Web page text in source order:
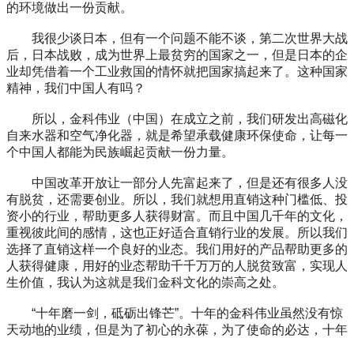
的环境做出一份贡献。
我很少谈日本，但有一个问题不能不谈，第二次世界大战
后，日本战败，成为世界上最贫穷的国家之一，但是日本的企
业却凭借着一个工业救国的情怀就把国家搞起来了。这种国家
精神，我们中国人有吗？
所以，金科伟业（中国）在成立之前，我们研发出高磁化
自来水器和空气净化器，就是希望承载健康环保使命，让每一
个中国人都能为民族崛起贡献一份力量。
中国改革开放让一部分人先富起来了，但是还有很多人没
有脱贫，还需要创业。所以，我们就想用直销这种门槛低、投
资小的行业，帮助更多人获得财富。而且中国几千年的文化，
重视彼此间的感情，这也正好适合直销行业的发展。所以我们
选择了直销这样一个良好的业态。我们用好的产品帮助更多的
人获得健康，用好的业态帮助千千万万的人脱贫致富，实现人
生价值，我认为这就是我们金科文化的崇高之处。
“十年磨一剑，砥砺出锋芒”。十年的金科伟业虽然没有惊
天动地的业绩，但是为了初心的永葆，为了使命的必达，十年